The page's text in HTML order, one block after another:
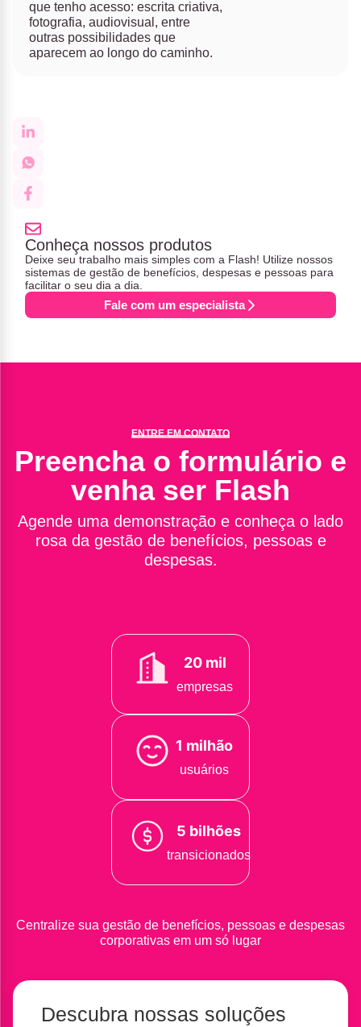
que tenho acesso: escrita criativa,
fotografia, audiovisual, entre
outras possibilidades que
aparecem ao longo do caminho.
Conheça nossos produtos
Deixe seu trabalho mais simples com a Flash! Utilize nossos
sistemas de gestão de benefícios, despesas e pessoas para
facilitar o seu dia a dia.
Fale com um especialista
ENTRE EM CONTATO
Preencha o formulário e
venha ser Flash
Agende uma demonstração e conheça o lado
rosa da gestão de benefícios, pessoas e
despesas.
20 mil
empresas
1 milhão
usuários
5 bilhões
transicionados
Centralize sua gestão de benefícios, pessoas e despesas
corporativas em um só lugar
Descubra nossas soluções